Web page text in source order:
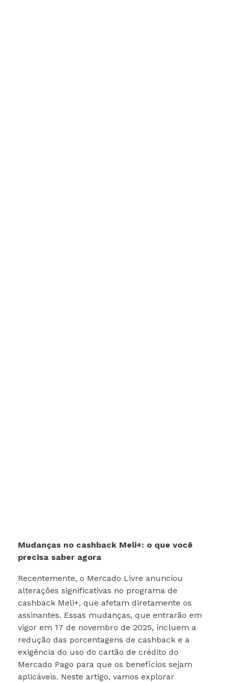
Mudanças no cashback Meli+: o que você
precisa saber agora
Recentemente, o Mercado Livre anunciou
alterações significativas no programa de
cashback Meli+, que afetam diretamente os
assinantes. Essas mudanças, que entrarão em
vigor em 17 de novembro de 2025, incluem a
redução das porcentagens de cashback e a
exigência do uso do cartão de crédito do
Mercado Pago para que os benefícios sejam
aplicáveis. Neste artigo, vamos explorar